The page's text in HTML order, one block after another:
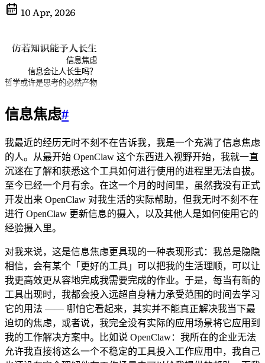
10 Apr, 2026
仿若知识能予人长生
信息焦虑
信息会让人长生吗？
哲学或许是思考的必然产物
信息焦虑#
我最近的经历无时不刻不在告诉我，我是一个充满了信息焦虑
的人。从最开始 OpenClaw 这个东西进入视野开始，我就一直
沉迷在了解和获悉这个工具如何进行使用的进程里无法自拔。
至今已经一个月有余。在这一个月的时间里，虽然我没有正式
开发出来 OpenClaw 对我生活的实际帮助，但我无时不刻不在
进行 OpenClaw 更新信息的摄入，以及其他人是如何使用它的
经验摄入里。
对我来说，这是信息焦虑更具现的一种表现形式：我总是隐隐
相信，会有某个「更好的工具」可以把我的生活理顺，可以让
我更高效更从容地完成我需要完成的作业。于是，每当有新的
工具出现时，我都会投入远超自身精力承受范围的时间去学习
它的用法 —— 哪怕它看起来，其实并不能真正解决我当下最
迫切的焦虑，或者说，我完全没有实际的应用场景将它应用到
我的工作解决方案中。比如说 OpenClaw：我所在的企业无法
允许我直接将这么一个不稳定的工具投入工作应用中，我自己